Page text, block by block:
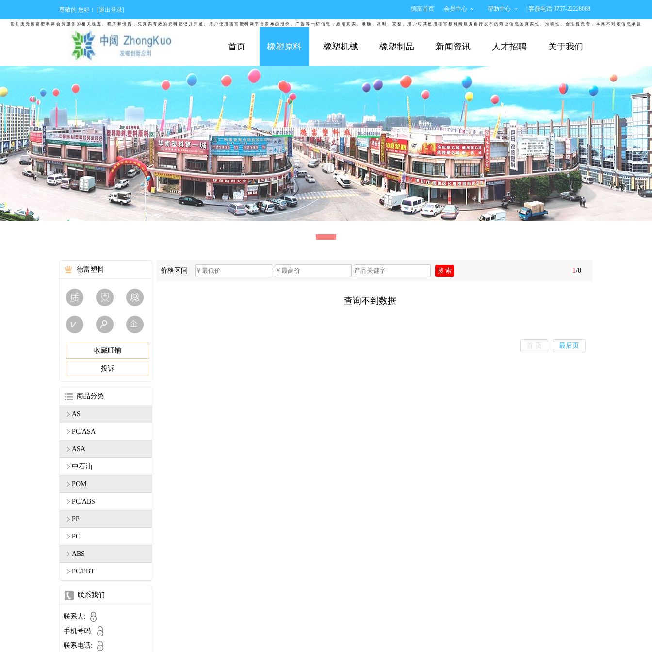
尊敬的 您好！ [退出登录] 德富首页 会员中心 帮助中心 | 客服电话 0757-22228088
接受德富塑料网会员服务的相关规定、程序和惯例，凭真实有效的资料登记并开通。用户使用德富塑料网平台发布的报价、广告等一切信息，必须真实、准确、及时、完整。用户对其使用德富塑料网服务自行发布的商业信息的真实性、准确性、合法性负责，本网不对该信息承担任
首页 橡塑原料 橡塑机械 橡塑制品 新闻资讯 人才招聘 关于我们
德富塑料
收藏旺铺
投诉
商品分类
AS
PC/ASA
ASA
中石油
POM
PC/ABS
PP
PC
ABS
PC/PBT
联系我们
联系人:
手机号码:
联系电话:
价格区间 - 1/0
查询不到数据
首 页 最后页